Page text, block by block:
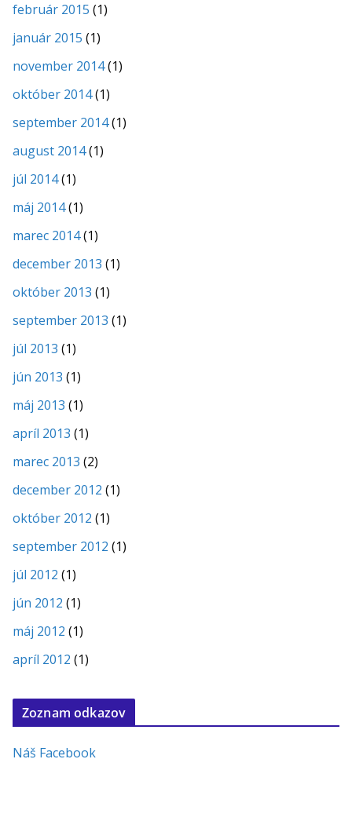
február 2015 (1)
január 2015 (1)
november 2014(1)
október 2014(1)
september 2014(1)
august 2014(1)
júl 2014(1)
máj 2014(1)
marec 2014(1)
december 2013 (1)
október 2013 (1)
september 2013 (1)
júl 2013 (1)
jún 2013 (1)
máj 2013 (1)
apríl 2013 (1)
marec 2013 (2)
december 2012 (1)
október 2012 (1)
september 2012 (1)
júl 2012 (1)
jún 2012 (1)
máj 2012 (1)
apríl 2012 (1)
Zoznam odkazov
Náš Facebook